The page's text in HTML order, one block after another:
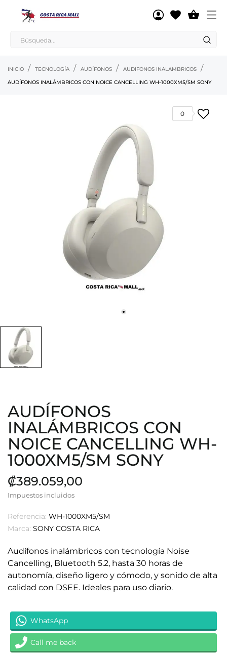

INICIO TECNOLOGÍA AUDÍFONOS
AUDIFONOS INALAMBRICOS
AUDÍFONOS INALÁMBRICOS CON NOICE CANCELLING WH-1000XM5/SM SONY
0
AUDÍFONOS
INALÁMBRICOS CON
NOICE CANCELLING WH-
1000XM5/SM SONY
₡389.059,00
Impuestos incluidos
Referencia: WH-1000XM5/SM
Marca: SONY COSTA RICA
Audífonos inalámbricos con tecnología Noise
Cancelling, Bluetooth 5.2, hasta 30 horas de
autonomía, diseño ligero y cómodo, y sonido de alta
calidad con DSEE. Ideales para uso diario.
WhatsApp
Call me back